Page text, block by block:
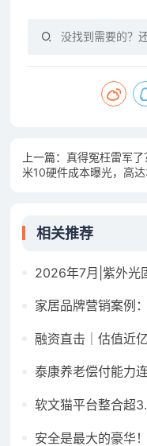
上一篇： 真得冤枉雷军了
米10硬件成本曝光，高
相关推荐
2026年7月|紫外光固
家居品牌营销案例：TATA木门美
融资直击｜估值近亿！中数据科技独投数百万
泰康养老偿付能力连
软文猫平台整合超3.8万媒体资源 破解企
安全是最大的豪华！星纪元ET